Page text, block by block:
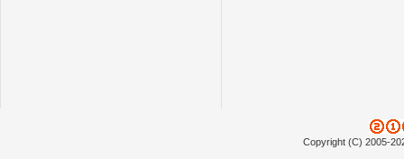
Copyright (C) 2005-